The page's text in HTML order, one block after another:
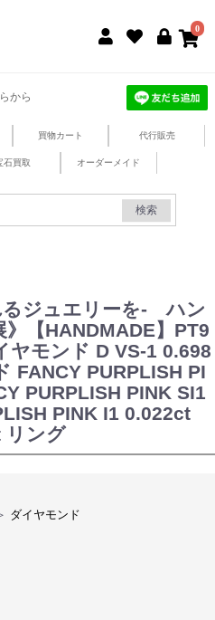
0
から
買物カート 代行販売
石買取 オーダーメイド
検索
るジュエリーを- ハン
》【HANDMADE】PT9
ヤモンド D VS-1 0.698
FANCY PURPLISH PI
PURPLISH PINK SI1
PINK I1 0.022ct
リング
ダイヤモンド